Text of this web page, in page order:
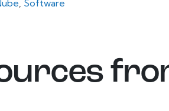
, Software